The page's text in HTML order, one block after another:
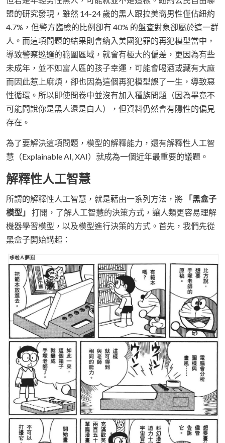
盟的研究發現，雖然 14-24 歲的黑人跟拉美裔男性僅佔紐約
4.7%，但警方臨檢的比例卻有 40% 的盤查對象卻屬於這一群
人。而這項問題的結果則會納入美國犯罪的再犯模型當中，
導致警察巡邏的範圍區域，就會有極大的偏差，更因為有些
未成年，並不如富人區的孩子幸運，可能會喝酒或藏有大麻
而因此惹上麻煩，卻也因為這個再犯模型誤了一生，導致惡
性循環。所以即使問卷中並沒有加入種族問題（因為畢竟不
可能問說你是黑人還是白人），但資料仍然會有隱性的偏見
存在。
為了要解決這項問題，模型的解釋能力，還有解釋性人工智
慧（Explainable AI, XAI）就成為一個近年最重要的議題。
解釋性人工智慧
所謂的解釋性人工智慧，就是藉由一系列方法，將
「黑盒子
模型」
打開，了解人工智慧的決策方式，讓人類更容易理解
機器學習模型，以及模型進行決策的方式。首先，我們先從
黑盒子開始講起：